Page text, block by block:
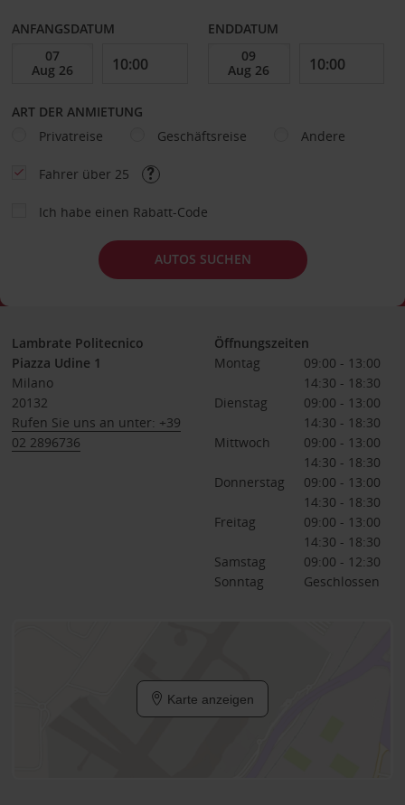
ANFANGSDATUM ENDDATUM
ART DER ANMIETUNG
Privatreise
Geschäftsreise Andere
Fahrer über 25
Ich habe einen Rabatt-Code
AUTOS SUCHEN
Lambrate Politecnico
Piazza Udine 1
Milano
20132
Rufen Sie uns an unter: +39
02 2896736
Öffnungszeiten
Montag
09:00 - 13:00
14:30 - 18:30
Dienstag
09:00 - 13:00
14:30 - 18:30
Mittwoch
09:00 - 13:00
14:30 - 18:30
Donnerstag
09:00 - 13:00
14:30 - 18:30
Freitag
09:00 - 13:00
14:30 - 18:30
Samstag
09:00 - 12:30
Sonntag
Geschlossen
Karte anzeigen